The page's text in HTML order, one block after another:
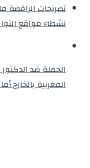
تصريحات الراقصة
نشطاء مواقع
الحملة ضد
المغربية بالخارج